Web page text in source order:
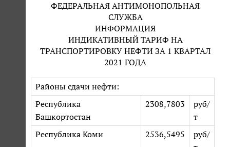
ФЕДЕРАЛЬНАЯ АНТИМОНОПОЛЬНАЯ
СЛУЖБА
ИНФОРМАЦИЯ
ИНДИКАТИВНЫЙ ТАРИФ НА
ТРАНСПОРТИРОВКУ НЕФТИ ЗА 1 КВАРТАЛ
2021 ГОДА
Районы сдачи нефти:
Республика
Башкортостан
2308,7803
руб/
т
Республика Коми
2536,5495
руб/